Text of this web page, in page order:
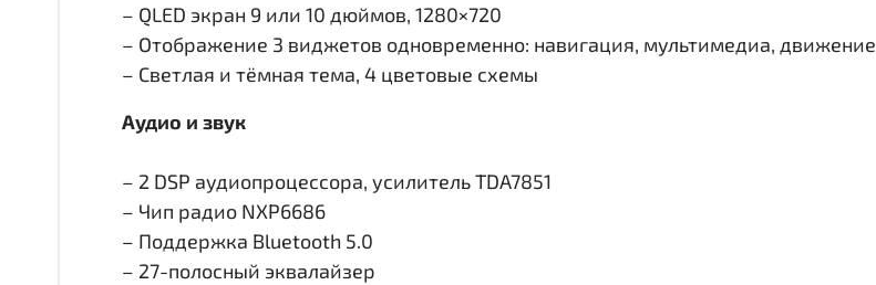
– QLED экран 9 или 10 дюймов, 1280×720
– Отображение 3 виджетов одновременно: навигация, мультимедиа, движение
– Светлая и тёмная тема, 4 цветовые схемы
Аудио и звук
– 2 DSP аудиопроцессора, усилитель TDA7851
– Чип радио NXP6686
– Поддержка Bluetooth 5.0
– 27-полосный эквалайзер